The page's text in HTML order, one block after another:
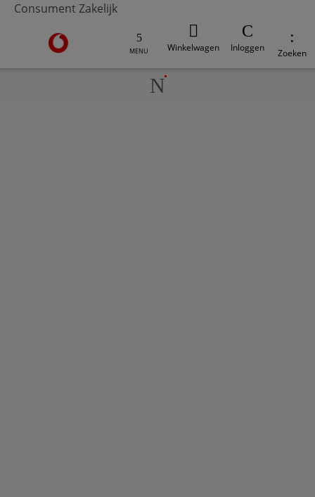
Consument Zakelijk
Ga naar de Vodafone homepage
MENU Winkelwagen Inloggen Zoeken